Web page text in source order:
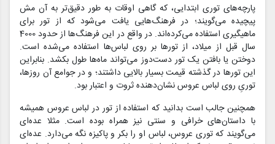
پارچه‌های توری ابتدایی، که گاهی اوقات به طور دقیق‌تر به آن مش
پیچیده می‌گویند؛ در فرهنگ‌هایی یافت می‌شود که از تور برای
ماهیگیری استفاده می‌کرده‌اند. در واقع در این فرهنگ‌ها از حدود 4000
سال قبل از میلاد، از تورها بر روی لباس‌ها استفاده می‌شده است.
دوختن یا بافتن یک تور دست‌دوز می‌تواند ماه‌ها طول بکشد. بنابراین
این تورها در گذشته قیمت بسیار بالایی داشتند؛ و در جوامع آن روزها،
توریِ روی لباس عروس نشان‌دهنده ثروت و اعتبار بود.
همچنین جالب است بدانید که استفاده از تور در لباس عروس همیشه
با داستان‌های خرافی و سنتی نیز همراه بوده است. مثلا عده‌ای
می‌گویند که توری عروس، لباس او را بکر و پاکیزه نگه می‌دارد. عده‌ای